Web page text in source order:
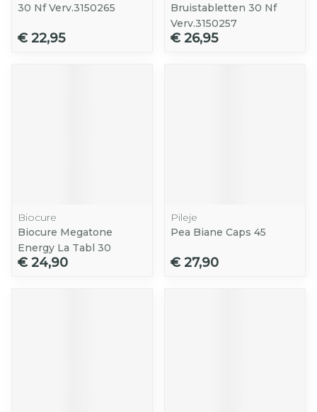
30 Nf Verv.3150265
€ 22,95
Bruistabletten 30 Nf
Verv.3150257
€ 26,95
Biocure
Biocure Megatone
Energy La Tabl 30
€ 24,90
Pileje
Pea Biane Caps 45
€ 27,90